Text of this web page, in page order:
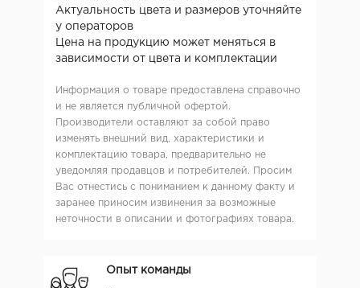
Актуальность цвета и размеров уточняйте
у операторов
Цена на продукцию может меняться в
зависимости от цвета и комплектации
Информация о товаре предоставлена справочно
и не является публичной офертой.
Производители оставляют за собой право
изменять внешний вид, характеристики и
комплектацию товара, предварительно не
уведомляя продавцов и потребителей. Просим
Вас отнестись с пониманием к данному факту и
заранее приносим извинения за возможные
неточности в описании и фотографиях товара.
Опыт команды